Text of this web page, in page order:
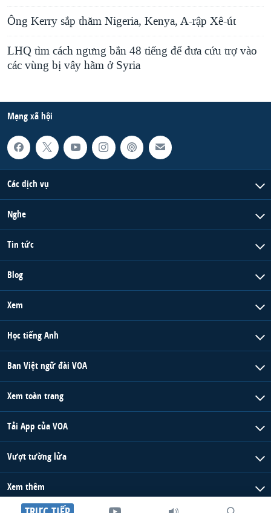
Ông Kerry sắp thăm Nigeria, Kenya, A-rập Xê-út
LHQ tìm cách ngưng bắn 48 tiếng để đưa cứu trợ vào
các vùng bị vây hãm ở Syria
Mạng xã hội
Các dịch vụ
Nghe
Tin tức
Blog
Xem
Học tiếng Anh
Ban Việt ngữ đài VOA
Xem toàn trang
Tải App của VOA
Vượt tường lửa
Xem thêm